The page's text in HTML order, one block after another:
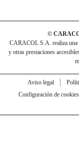
©
CARACOL S.A. realiza una
y otras prestaciones
Aviso legal
Configuración de cookies